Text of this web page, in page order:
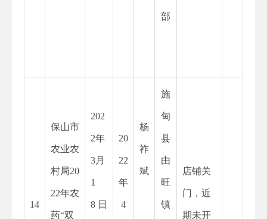
部
14
保山市
农业农
村局20
22年农
药“双
202
2年
3月
1
8 日
20
22
年
4
杨
祚
斌
施
甸
县
由
旺
镇
店铺关
门，近
期未开